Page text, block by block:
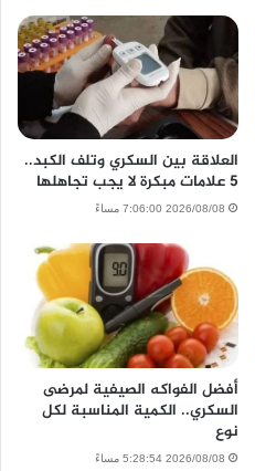
العلاقة بين السكري وتلف الكبد..
5 علامات مبكرة لا يجب تجاهلها
2026/08/08 7:06:00 مساءً
أفضل الفواكه الصيفية لمرضى
السكري.. الكمية المناسبة لكل
نوع
2026/08/08 5:28:54 مساءً